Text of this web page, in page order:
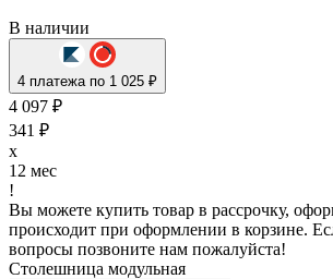
В наличии
4 платежа по 1 025 ₽
4 097 ₽
341 ₽
x
12 мес
!
Вы можете купить товар в рассрочку,
происходит при оформлении в корзине.
вопросы позвоните нам пожалуйста!
Столешница модульная